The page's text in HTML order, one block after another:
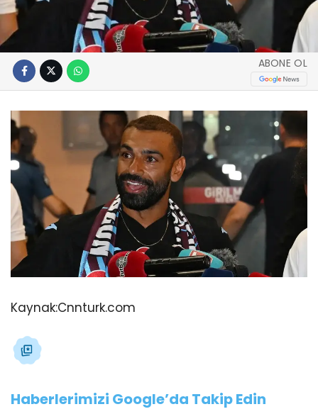
ABONE OL
Kaynak:Cnnturk.com
Haberlerimizi Google’da Takip Edin